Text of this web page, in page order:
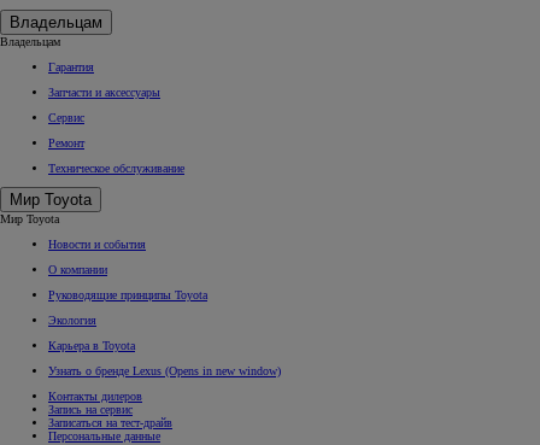
Владельцам
Владельцам
Гарантия
Запчасти и аксессуары
Сервис
Ремонт
Техническое обслуживание
Мир Toyota
Мир Toyota
Новости и события
О компании
Руководящие принципы Toyota
Экология
Карьера в Toyota
Узнать о бренде Lexus (Opens in new window)
Контакты дилеров
Запись на сервис
Записаться на тест-драйв
Персональные данные